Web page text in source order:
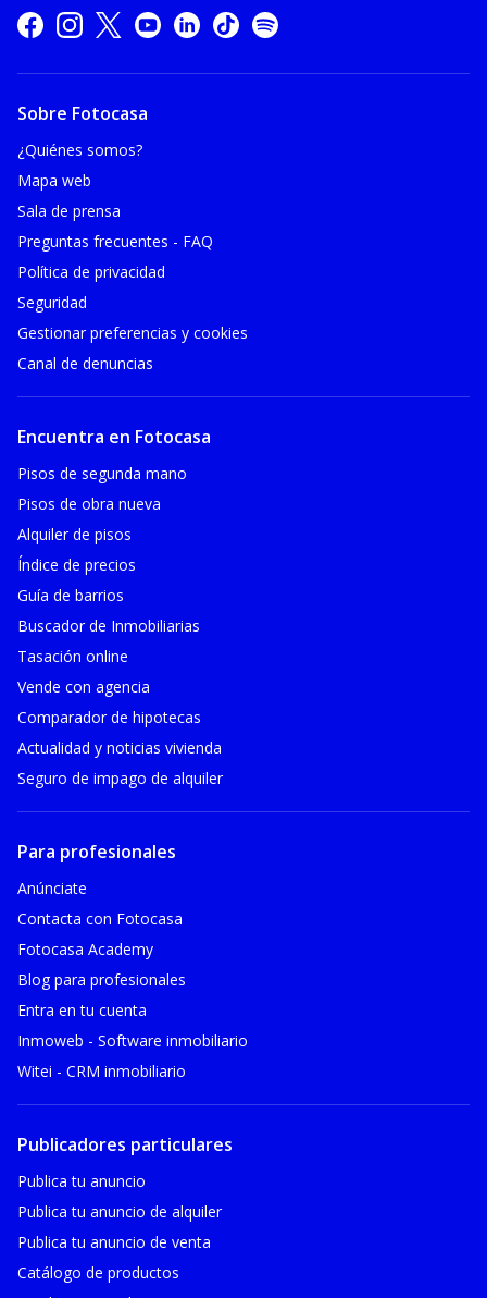
Sobre Fotocasa
¿Quiénes somos?
Mapa web
Sala de prensa
Preguntas frecuentes - FAQ
Política de privacidad
Seguridad
Gestionar preferencias y cookies
Canal de denuncias
Encuentra en Fotocasa
Pisos de segunda mano
Pisos de obra nueva
Alquiler de pisos
Índice de precios
Guía de barrios
Buscador de Inmobiliarias
Tasación online
Vende con agencia
Comparador de hipotecas
Actualidad y noticias vivienda
Seguro de impago de alquiler
Para profesionales
Anúnciate
Contacta con Fotocasa
Fotocasa Academy
Blog para profesionales
Entra en tu cuenta
Inmoweb - Software inmobiliario
Witei - CRM inmobiliario
Publicadores particulares
Publica tu anuncio
Publica tu anuncio de alquiler
Publica tu anuncio de venta
Catálogo de productos